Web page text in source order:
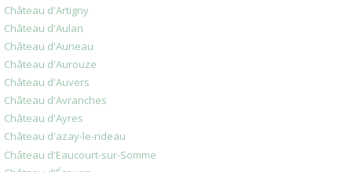
Château d'Artigny
Château d'Aulan
Château d'Auneau
Château d'Aurouze
Château d'Auvers
Château d'Avranches
Château d'Ayres
Château d'azay-le-rideau
Château d'Eaucourt-sur-Somme